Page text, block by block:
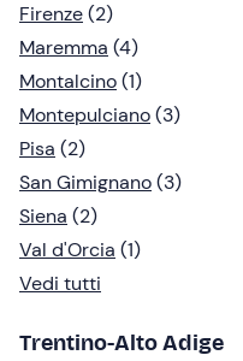
Firenze(2)
Maremma (4)
Montalcino(1)
Montepulciano(3)
Pisa (2)
San Gimignano(3)
Siena (2)
Val d'Orcia (1)
Vedi tutti
Trentino-Alto Adige